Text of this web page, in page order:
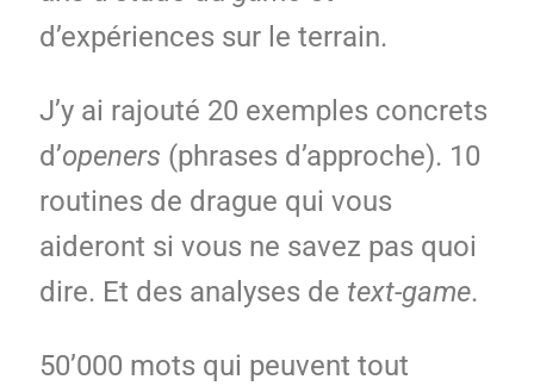
d’expériences sur le terrain.
J’y ai rajouté 20 exemples concrets
d’openers (phrases d’approche). 10
routines de drague qui vous
aideront si vous ne savez pas quoi
dire. Et des analyses de text-game.
50’000 mots qui peuvent tout